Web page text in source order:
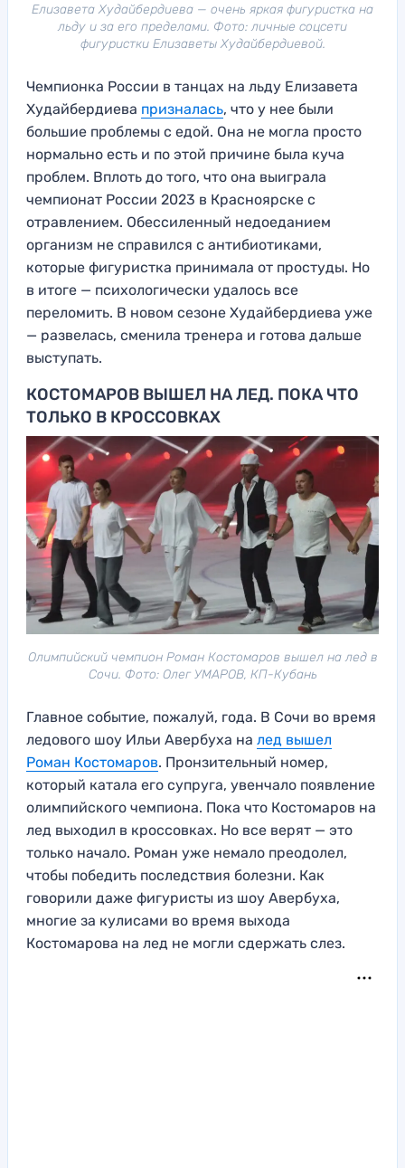
Елизавета Худайбердиева — очень яркая фигуристка на
льду и за его пределами. Фото: личные соцсети
фигуристки Елизаветы Худайбердиевой.
Чемпионка России в танцах на льду Елизавета
Худайбердиева призналась, что у нее были
большие проблемы с едой. Она не могла просто
нормально есть и по этой причине была куча
проблем. Вплоть до того, что она выиграла
чемпионат России 2023 в Красноярске с
отравлением. Обессиленный недоеданием
организм не справился с антибиотиками,
которые фигуристка принимала от простуды. Но
в итоге — психологически удалось все
переломить. В новом сезоне Худайбердиева уже
— развелась, сменила тренера и готова дальше
выступать.
КОСТОМАРОВ ВЫШЕЛ НА ЛЕД. ПОКА ЧТО
ТОЛЬКО В КРОССОВКАХ
Олимпийский чемпион Роман Костомаров вышел на лед в
Сочи. Фото: Олег УМАРОВ, КП-Кубань
Главное событие, пожалуй, года. В Сочи во время
ледового шоу Ильи Авербуха на лед вышел
Роман Костомаров. Пронзительный номер,
который катала его супруга, увенчало появление
олимпийского чемпиона. Пока что Костомаров на
лед выходил в кроссовках. Но все верят — это
только начало. Роман уже немало преодолел,
чтобы победить последствия болезни. Как
говорили даже фигуристы из шоу Авербуха,
многие за кулисами во время выхода
Костомарова на лед не могли сдержать слез.